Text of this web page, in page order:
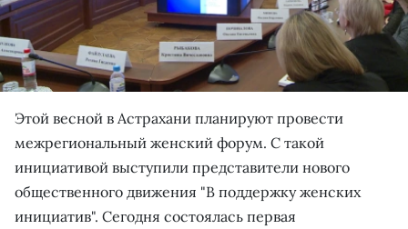
Этой весной в Астрахани планируют провести
межрегиональный женский форум. С такой
инициативой выступили представители нового
общественного движения "В поддержку женских
инициатив". Сегодня состоялась первая